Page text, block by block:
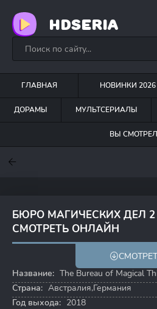
HDSERIA
ГЛАВНАЯ НОВИНКИ 2026
ДОРАМЫ МУЛЬТСЕРИАЛЫ
ВЫ
БЮРО МАГИЧЕСКИХ ДЕЛ 2
СМОТРЕТЬ ОНЛАЙН
6.7
Название: The Bureau of Magical
Страна: Австралия,Германия
Год выхода: 2018